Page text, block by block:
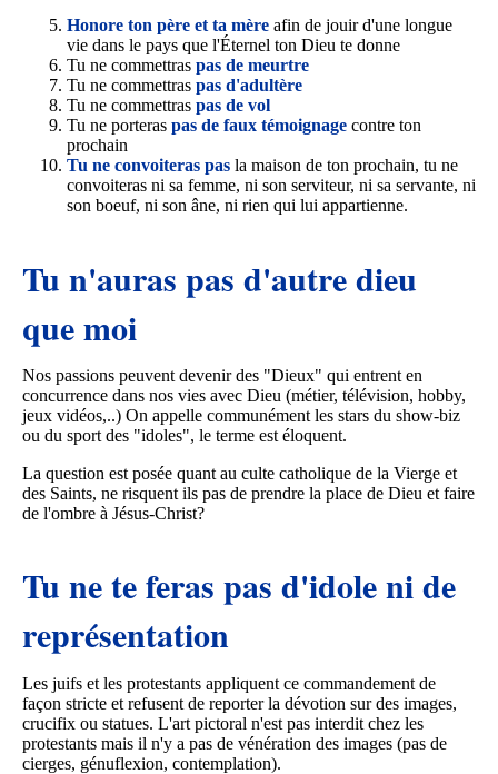
Honore ton père et ta mère afin de jouir d'une longue
vie dans le pays que l'Éternel ton Dieu te donne
Tu ne commettras pas de meurtre
Tu ne commettras pas d'adultère
Tu ne commettras pas de vol
Tu ne porteras pas de faux témoignage contre ton
prochain
Tu ne convoiteras pas la maison de ton prochain, tu ne
convoiteras ni sa femme, ni son serviteur, ni sa servante, ni
son boeuf, ni son âne, ni rien qui lui appartienne.
Tu n'auras pas d'autre dieu
que moi
Nos passions peuvent devenir des "Dieux" qui entrent en
concurrence dans nos vies avec Dieu (métier, télévision, hobby,
jeux vidéos,..) On appelle communément les stars du show-biz
ou du sport des "idoles", le terme est éloquent.
La question est posée quant au culte catholique de la Vierge et
des Saints, ne risquent ils pas de prendre la place de Dieu et faire
de l'ombre à Jésus-Christ?
Tu ne te feras pas d'idole ni de
représentation
Les juifs et les protestants appliquent ce commandement de
façon stricte et refusent de reporter la dévotion sur des images,
crucifix ou statues. L'art pictoral n'est pas interdit chez les
protestants mais il n'y a pas de vénération des images (pas de
cierges, génuflexion, contemplation).